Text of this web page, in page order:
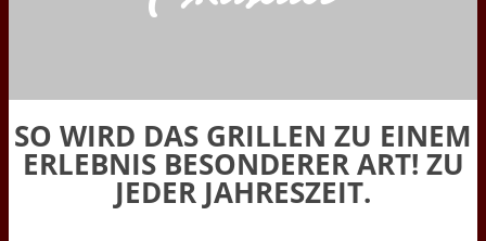
SO WIRD DAS GRILLEN ZU EINEM
ERLEBNIS BESONDERER ART! ZU
JEDER JAHRESZEIT.